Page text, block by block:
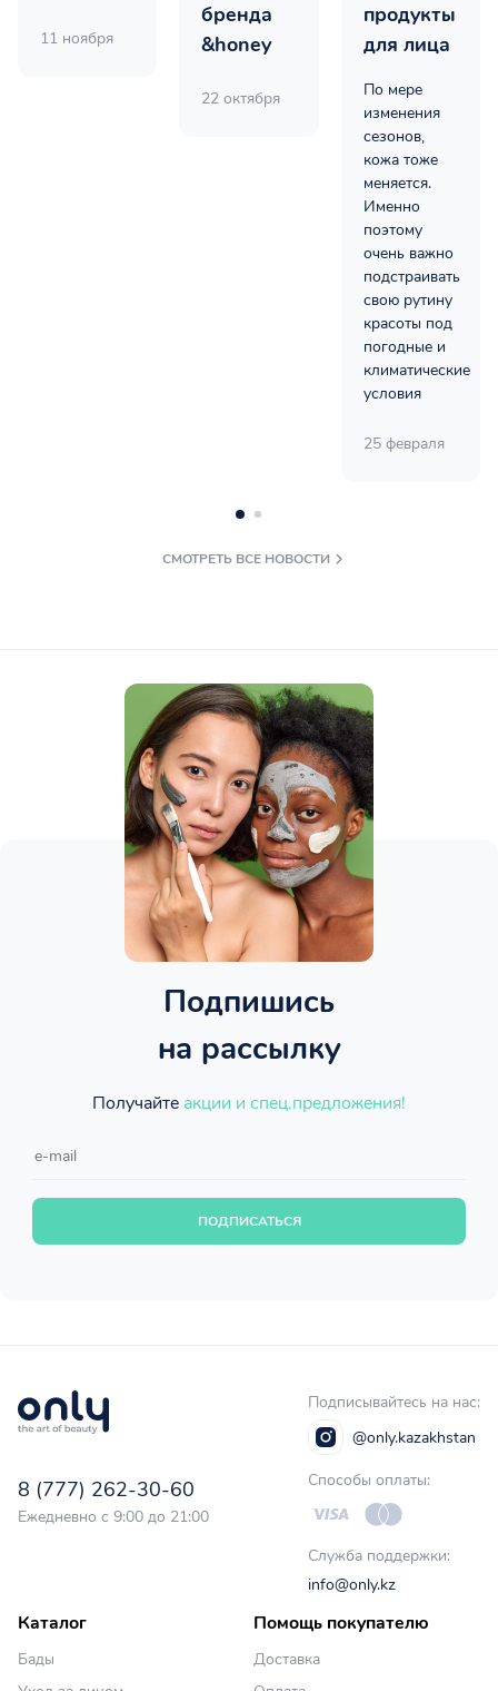
11 ноября
бренда
&honey
22 октября
продукты
для лица
По мере
изменения
сезонов,
кожа тоже
меняется.
Именно
поэтому
очень важно
подстраивать
свою рутину
красоты под
погодные и
климатические
условия
25 февраля
СМОТРЕТЬ ВСЕ НОВОСТИ
Подпишись
на рассылку
Получайте акции и спец.предложения!
ПОДПИСАТЬСЯ
8 (777) 262-30-60
Ежедневно с 9:00 до 21:00
Подписывайтесь на нас:
@only.kazakhstan
Способы оплаты:
Служба поддержки:
info@only.kz
Каталог
Бады
Помощь покупателю
Доставка